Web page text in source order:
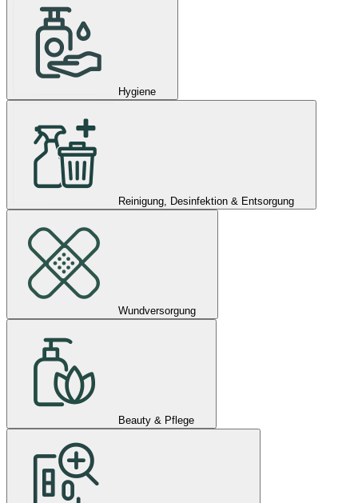
Hygiene
Reinigung, Desinfektion & Entsorgung
Wundversorgung
Beauty & Pflege